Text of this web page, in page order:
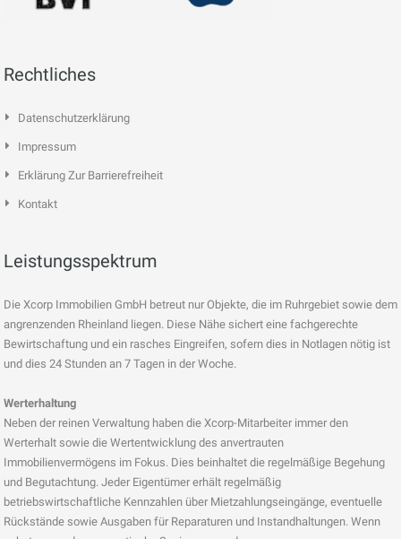
Rechtliches
Datenschutzerklärung
Impressum
Erklärung Zur Barrierefreiheit
Kontakt
Leistungsspektrum
Die Xcorp Immobilien GmbH betreut nur Objekte, die im Ruhrgebiet sowie dem
angrenzenden Rheinland liegen. Diese Nähe sichert eine fachgerechte
Bewirtschaftung und ein rasches Eingreifen, sofern dies in Notlagen nötig ist
und dies 24 Stunden an 7 Tagen in der Woche.
Werterhaltung
Neben der reinen Verwaltung haben die Xcorp-Mitarbeiter immer den
Werterhalt sowie die Wertentwicklung des anvertrauten
Immobilienvermögens im Fokus. Dies beinhaltet die regelmäßige Begehung
und Begutachtung. Jeder Eigentümer erhält regelmäßig
betriebswirtschaftliche Kennzahlen über Mietzahlungseingänge, eventuelle
Rückstände sowie Ausgaben für Reparaturen und Instandhaltungen. Wenn